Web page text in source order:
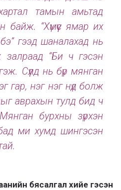
тамын амьтад
байж. “Хүмүүс ямар их
гээд шаналахад нь
“Би ч гэсэн
Сүүлд нь бүр мянган
гар, нэг нэг нүд болж
аврахын тулд бид ч
бурхны зүрхэн
ми хумд шингэсэн
бясалгал хийе гэсэн